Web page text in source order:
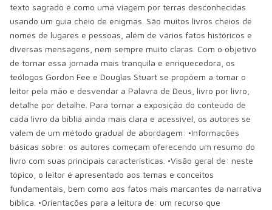
texto sagrado é como uma viagem por terras desconhecidas
usando um guia cheio de enigmas. São muitos livros cheios de
nomes de lugares e pessoas, além de vários fatos históricos e
diversas mensagens, nem sempre muito claras. Com o objetivo
de tornar essa jornada mais tranquila e enriquecedora, os
teólogos Gordon Fee e Douglas Stuart se propõem a tomar o
leitor pela mão e desvendar a Palavra de Deus, livro por livro,
detalhe por detalhe. Para tornar a exposição do conteúdo de
cada livro da bíblia ainda mais clara e acessível, os autores se
valem de um método gradual de abordagem: •Informações
básicas sobre: os autores começam oferecendo um resumo do
livro com suas principais características. •Visão geral de: neste
tópico, o leitor é apresentado aos temas e conceitos
fundamentais, bem como aos fatos mais marcantes da narrativa
bíblica. •Orientações para a leitura de: um recurso que